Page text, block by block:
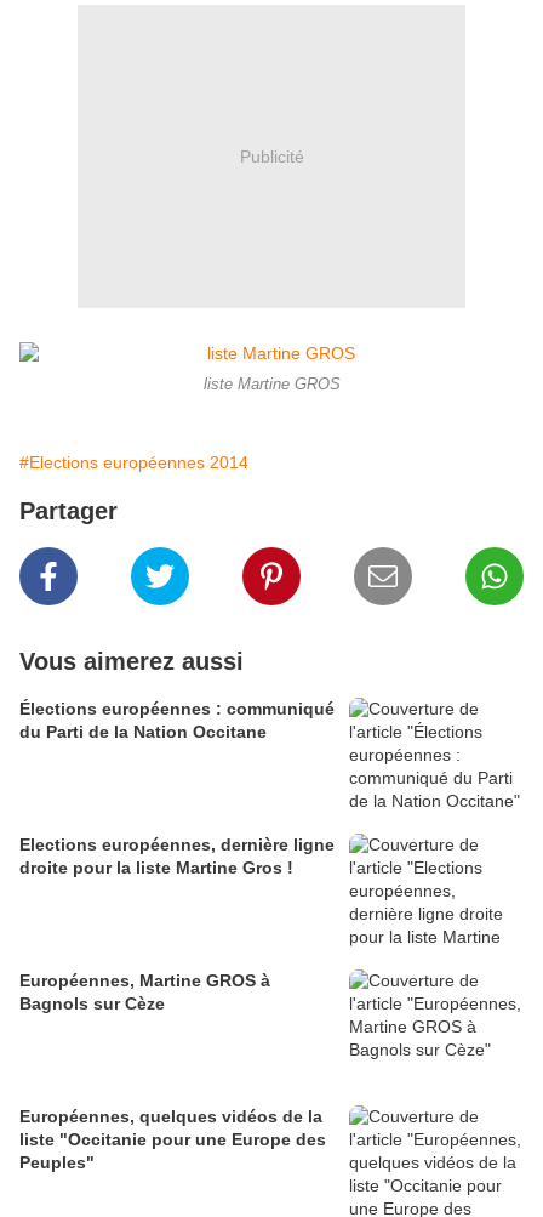
Publicité
liste Martine GROS
#Elections européennes 2014
Partager
Vous aimerez aussi
Élections européennes : communiqué
du Parti de la Nation Occitane
Elections européennes, dernière ligne
droite pour la liste Martine Gros !
Européennes, Martine GROS à
Bagnols sur Cèze
Européennes, quelques vidéos de la
liste "Occitanie pour une Europe des
Peuples"